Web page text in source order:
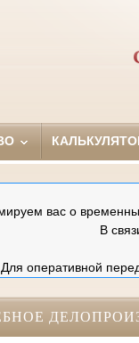
вас о
В
Для оперативной